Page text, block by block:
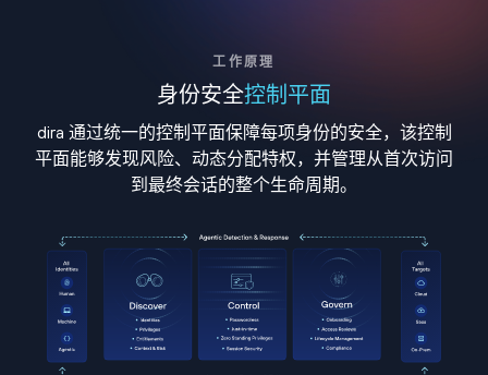
工作原理
身份安全控制平面
dira 通过统一的控制平面保障每项身份的安全，该控制
平面能够发现风险、动态分配特权，并管理从首次访问
到最终会话的整个生命周期。